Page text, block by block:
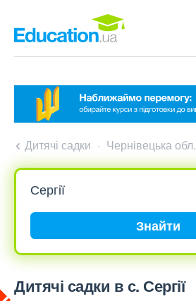
Дитячі садки Чернівецька обл.
Знайти
Дитячі садки в с. Сергії